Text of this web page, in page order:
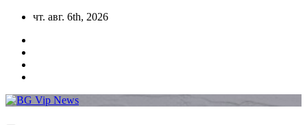
Skip
content
чт. авг. 6th, 2026